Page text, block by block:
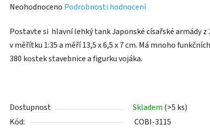
Průměrné
produktu
je
0,0
Neohodnoceno Podrobnosti hodnocení
Postavte si hlavní lehký tank Japonské císařské armády z
v měřítku 1:35 a měří 13,5 x 6,5 x 7 cm. Má mnoho
380 kostek stavebnice a figurku vojáka.
Dostupnost Skladem (>5 ks)
Kód:
COBI-3115